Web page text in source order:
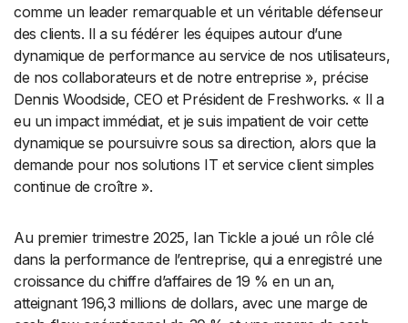
comme un leader remarquable et un véritable défenseur
des clients. Il a su fédérer les équipes autour d’une
dynamique de performance au service de nos utilisateurs,
de nos collaborateurs et de notre entreprise », précise
Dennis Woodside, CEO et Président de Freshworks. « Il a
eu un impact immédiat, et je suis impatient de voir cette
dynamique se poursuivre sous sa direction, alors que la
demande pour nos solutions IT et service client simples
continue de croître ».
Au premier trimestre 2025, Ian Tickle a joué un rôle clé
dans la performance de l’entreprise, qui a enregistré une
croissance du chiffre d’affaires de 19 % en un an,
atteignant 196,3 millions de dollars, avec une marge de